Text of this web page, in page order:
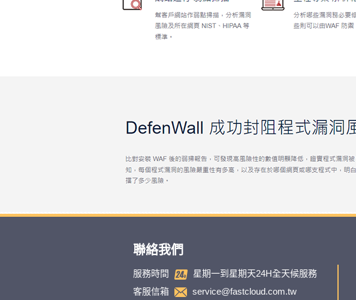
聯絡我們
服務時間
星期一到星期天24H全天候服務
客服信箱
service@fastcloud.com.tw